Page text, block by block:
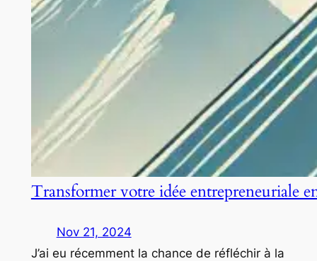
Transformer votre idée entrepreneuriale
Nov 21, 2024
J’ai eu récemment la chance de réfléchir à la